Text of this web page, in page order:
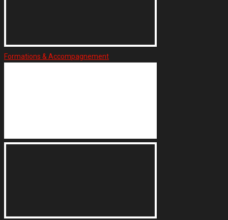
Formations & Accompagnement